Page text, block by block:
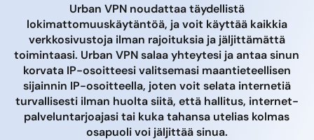
Urban VPN noudattaa täydellistä
lokimattomuuskäytäntöä, ja voit käyttää kaikkia
verkkosivustoja ilman rajoituksia ja jäljittämättä
toimintaasi. Urban VPN salaa yhteytesi ja antaa sinun
korvata IP-osoitteesi valitsemasi maantieteellisen
sijainnin IP-osoitteella, joten voit selata internetiä
turvallisesti ilman huolta siitä, että hallitus, internet-
palveluntarjoajasi tai kuka tahansa utelias kolmas
osapuoli voi jäljittää sinua.